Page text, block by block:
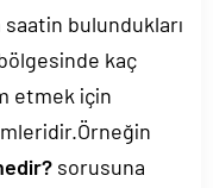
bulundukları
kaç
etmek için
sorusuna